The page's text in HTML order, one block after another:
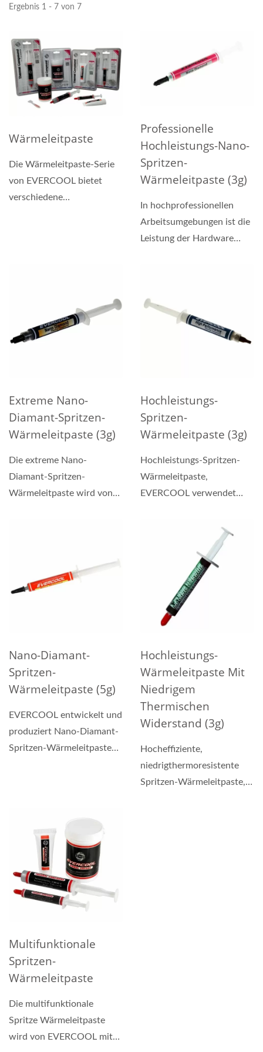
Ergebnis 1 - 7 von 7
Wärmeleitpaste
Die Wärmeleitpaste-Serie
von EVERCOOL bietet
verschiedene
Professionelle
Hochleistungs-Nano-
Spritzen-
Wärmeleitpaste (3g)
In hochprofessionellen
Arbeitsumgebungen ist die
Leistung der Hardware
Extreme Nano-
Diamant-Spritzen-
Wärmeleitpaste (3g)
Die extreme Nano-
Diamant-Spritzen-
Wärmeleitpaste wird von
Hochleistungs-
Spritzen-
Wärmeleitpaste (3g)
Hochleistungs-Spritzen-
Wärmeleitpaste,
EVERCOOL verwendet
Nano-Diamant-
Spritzen-
Wärmeleitpaste (5g)
EVERCOOL entwickelt und
produziert Nano-Diamant-
Spritzen-Wärmeleitpaste
Hochleistungs-
Wärmeleitpaste Mit
Niedrigem
Thermischen
Widerstand (3g)
Hocheffiziente,
niedrigthermoresistente
Spritzen-Wärmeleitpaste,
Multifunktionale
Spritzen-
Wärmeleitpaste
Die multifunktionale
Spritze Wärmeleitpaste
wird von EVERCOOL mit